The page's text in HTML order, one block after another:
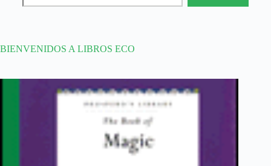
BIENVENIDOS A LIBROS ECO